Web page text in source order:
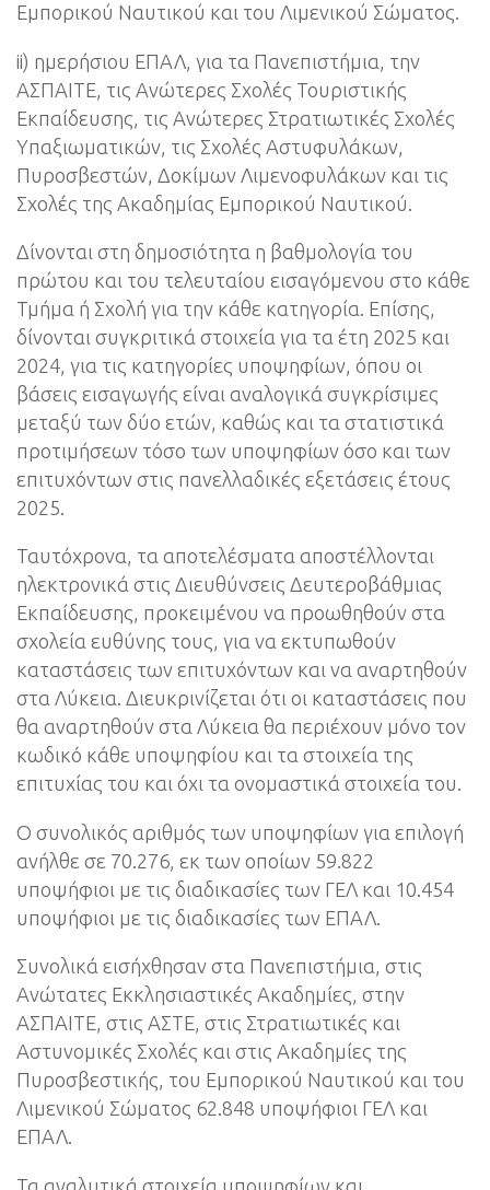
Εμπορικού Ναυτικού και του Λιμενικού Σώματος.
ii) ημερήσιου ΕΠΑΛ, για τα Πανεπιστήμια, την
ΑΣΠΑΙΤΕ, τις Ανώτερες Σχολές Τουριστικής
Εκπαίδευσης, τις Ανώτερες Στρατιωτικές Σχολές
Υπαξιωματικών, τις Σχολές Αστυφυλάκων,
Πυροσβεστών, Δοκίμων Λιμενοφυλάκων και τις
Σχολές της Ακαδημίας Εμπορικού Ναυτικού.
Δίνονται στη δημοσιότητα η βαθμολογία του
πρώτου και του τελευταίου εισαγόμενου στο κάθε
Τμήμα ή Σχολή για την κάθε κατηγορία. Επίσης,
δίνονται συγκριτικά στοιχεία για τα έτη 2025 και
2024, για τις κατηγορίες υποψηφίων, όπου οι
βάσεις εισαγωγής είναι αναλογικά συγκρίσιμες
μεταξύ των δύο ετών, καθώς και τα στατιστικά
προτιμήσεων τόσο των υποψηφίων όσο και των
επιτυχόντων στις πανελλαδικές εξετάσεις έτους
2025.
Ταυτόχρονα, τα αποτελέσματα αποστέλλονται
ηλεκτρονικά στις Διευθύνσεις Δευτεροβάθμιας
Εκπαίδευσης, προκειμένου να προωθηθούν στα
σχολεία ευθύνης τους, για να εκτυπωθούν
καταστάσεις των επιτυχόντων και να αναρτηθούν
στα Λύκεια. Διευκρινίζεται ότι οι καταστάσεις που
θα αναρτηθούν στα Λύκεια θα περιέχουν μόνο τον
κωδικό κάθε υποψηφίου και τα στοιχεία της
επιτυχίας του και όχι τα ονομαστικά στοιχεία του.
Ο συνολικός αριθμός των υποψηφίων για επιλογή
ανήλθε σε 70.276, εκ των οποίων 59.822
υποψήφιοι με τις διαδικασίες των ΓΕΛ και 10.454
υποψήφιοι με τις διαδικασίες των ΕΠΑΛ.
Συνολικά εισήχθησαν στα Πανεπιστήμια, στις
Ανώτατες Εκκλησιαστικές Ακαδημίες, στην
ΑΣΠΑΙΤΕ, στις ΑΣΤΕ, στις Στρατιωτικές και
Αστυνομικές Σχολές και στις Ακαδημίες της
Πυροσβεστικής, του Εμπορικού Ναυτικού και του
Λιμενικού Σώματος 62.848 υποψήφιοι ΓΕΛ και
ΕΠΑΛ.
Τα αναλυτικά στοιχεία υποψηφίων και